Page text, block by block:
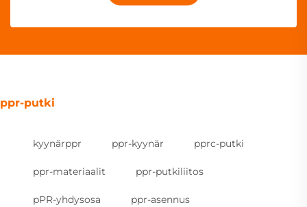
ppr-putki
kyynärppr ppr-kyynär pprc-putki
ppr-materiaalit ppr-putkiliitos
pPR-yhdysosa ppr-asennus